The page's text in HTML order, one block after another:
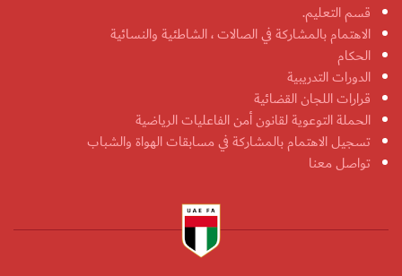
قسم التعليم.
الاهتمام بالمشاركة في الصالات ، الشاطئية والنسائية
الحكام
الدورات التدريبية
قرارات اللجان القضائية
الحملة التوعوية لقانون أمن الفاعليات الرياضية
تسجيل الاهتمام بالمشاركة في مسابقات الهواة والشباب
تواصل معنا